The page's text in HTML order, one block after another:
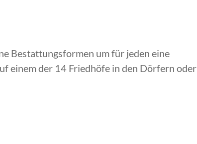
Bestattungsformen um für jeden eine
einem der 14 Friedhöfe in den Dörfern oder